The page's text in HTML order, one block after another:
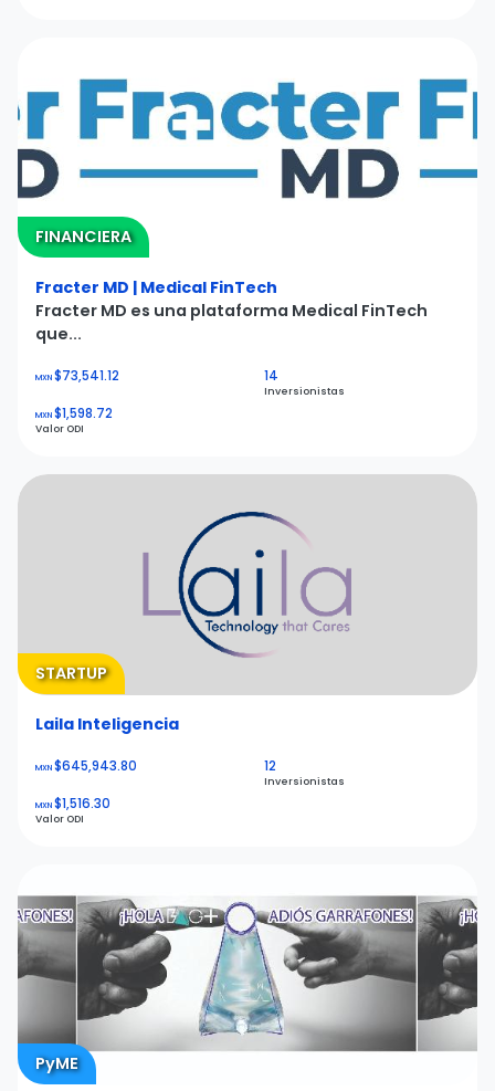
FINANCIERA
Fracter MD | Medical FinTech
Fracter MD es una plataforma Medical FinTech
que...
MXN$73,541.12 14
Inversionistas
MXN$1,598.72
Valor ODI
STARTUP
Laila Inteligencia
MXN$645,943.80 12
Inversionistas
MXN$1,516.30
Valor ODI
PyME